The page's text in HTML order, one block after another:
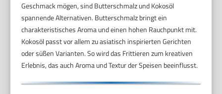
Geschmack mögen, sind Butterschmalz und Kokosöl
spannende Alternativen. Butterschmalz bringt ein
charakteristisches Aroma und einen hohen Rauchpunkt mit.
Kokosöl passt vor allem zu asiatisch inspirierten Gerichten
oder süßen Varianten. So wird das Frittieren zum kreativen
Erlebnis, das auch Aroma und Textur der Speisen beeinflusst.